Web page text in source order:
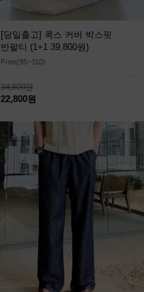
[당일출고] 콕스 커버 박스핏
반팔티 (1+1 39,800원)
Free(95~110)
34,800원
22,800원